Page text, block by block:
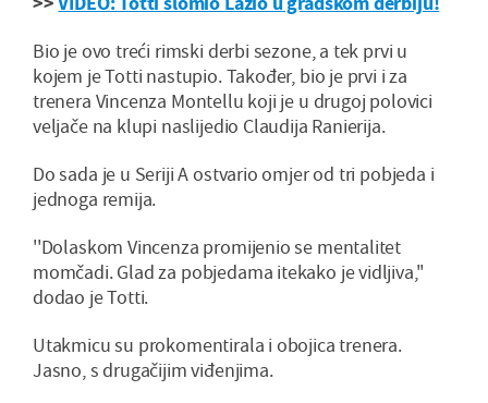
Bio je ovo treći rimski derbi sezone, a tek prvi u
kojem je Totti nastupio. Također, bio je prvi i za
trenera Vincenza Montellu koji je u drugoj polovici
veljače na klupi naslijedio Claudija Ranierija.
Do sada je u Seriji A ostvario omjer od tri pobjeda i
jednoga remija.
''Dolaskom Vincenza promijenio se mentalitet
momčadi. Glad za pobjedama itekako je vidljiva,''
dodao je Totti.
Utakmicu su prokomentirala i obojica trenera.
Jasno, s drugačijim viđenjima.